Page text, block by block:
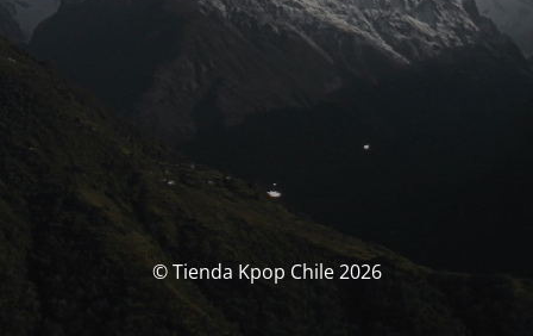
© Tienda Kpop Chile 2026